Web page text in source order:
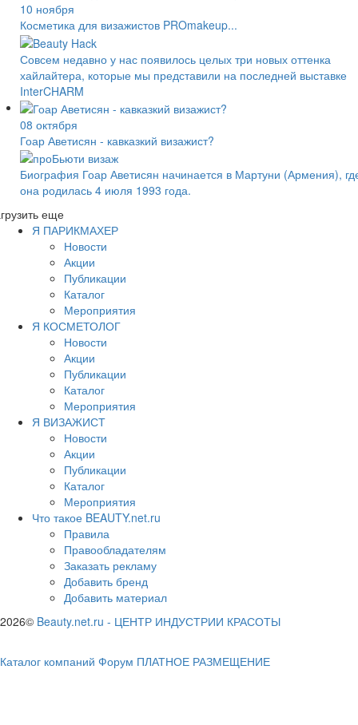
10 ноября
Косметика для визажистов PROmakeup...
Совсем недавно у нас появилось целых три новых оттенка
хайлайтера, которые мы представили на последней выставке
InterCHARM
08 октября
Гоар Аветисян - кавказкий визажист?
Биография Гоар Аветисян начинается в Мартуни (Армения),
она родилась 4 июля 1993 года.
еще
Я ПАРИКМАХЕР
Новости
Акции
Публикации
Каталог
Мероприятия
Я КОСМЕТОЛОГ
Новости
Акции
Публикации
Каталог
Мероприятия
Я ВИЗАЖИСТ
Новости
Акции
Публикации
Каталог
Мероприятия
Что такое BEAUTY.net.ru
Правила
Правообладателям
Заказать рекламу
Добавить бренд
Добавить материал
2026© Beauty.net.ru - ЦЕНТР ИНДУСТРИИ КРАСОТЫ
Каталог компаний Форум ПЛАТНОЕ РАЗМЕЩЕНИЕ